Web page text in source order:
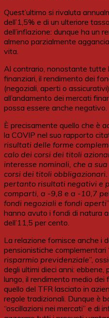
Quest’ultimo si rivaluta
dell’1,5% e di un ulteriore
dell’inflazione: dunque ha un
almeno parzialmente
vita.
Al contrario, nonostante tutte
finanziari, il rendimento dei
(negoziali, aperti o
all’andamento dei mercati
possa essere anche negativo.
È precisamente quello che è
la COVIP nel suo rapporto
risultati delle forme
calo dei corsi dei titoli
interesse nominali, che a
corsi dei titoli
pertanto risultati negativi e
comparti, a -9,8 e a -10,7
fondi negoziali e fondi aperti
hanno avuto i fondi di natura
dell’11,5 per cento.
La relazione fornisce anche i
pensionistiche complementari
risparmio previdenziale”,
degli ultimi dieci anni: ebbene,
lungo, il rendimento medio
quello del TFR lasciato in
regole tradizionali. Dunque è
“oscillazioni nei mercati” e di